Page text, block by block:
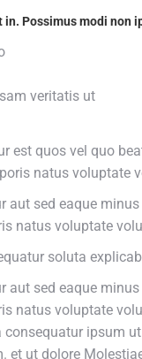
in. Possimus modi
veritatis ut
est quos vel quo
natus voluptate
aut sed eaque
natus voluptate
soluta
aut sed eaque
natus voluptate
ipsum
et ut dolore